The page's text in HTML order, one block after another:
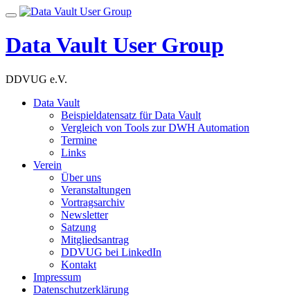
Skip
content
Toggle
Data Vault User Group
DDVUG e.V.
Data Vault
Beispieldatensatz für Data Vault
Vergleich von Tools zur DWH Automation
Termine
Links
Verein
Über uns
Veranstaltungen
Vortragsarchiv
Newsletter
Satzung
Mitgliedsantrag
DDVUG bei LinkedIn
Kontakt
Impressum
Datenschutzerklärung